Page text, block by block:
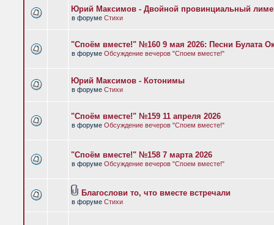
Юрий Максимов - Двойной провинциальный
в форуме Стихи
"Споём вместе!" №160 9 мая 2026: Песни Булата
в форуме Обсуждение вечеров "Споем вместе!"
Юрий Максимов - Котонимы
в форуме Стихи
"Споём вместе!" №159 11 апреля 2026
в форуме Обсуждение вечеров "Споем вместе!"
"Споём вместе!" №158 7 марта 2026
в форуме Обсуждение вечеров "Споем вместе!"
Благослови то, что вместе встречали
в форуме Стихи